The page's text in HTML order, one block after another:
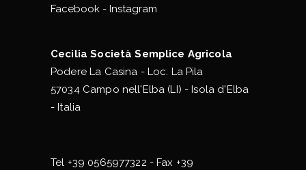
Facebook - Instagram
Cecilia Società Semplice Agricola
Podere La Casina - Loc. La Pila
57034 Campo nell'Elba (LI) - Isola d'Elba
- Italia
Tel +39 0565977322 - Fax +39